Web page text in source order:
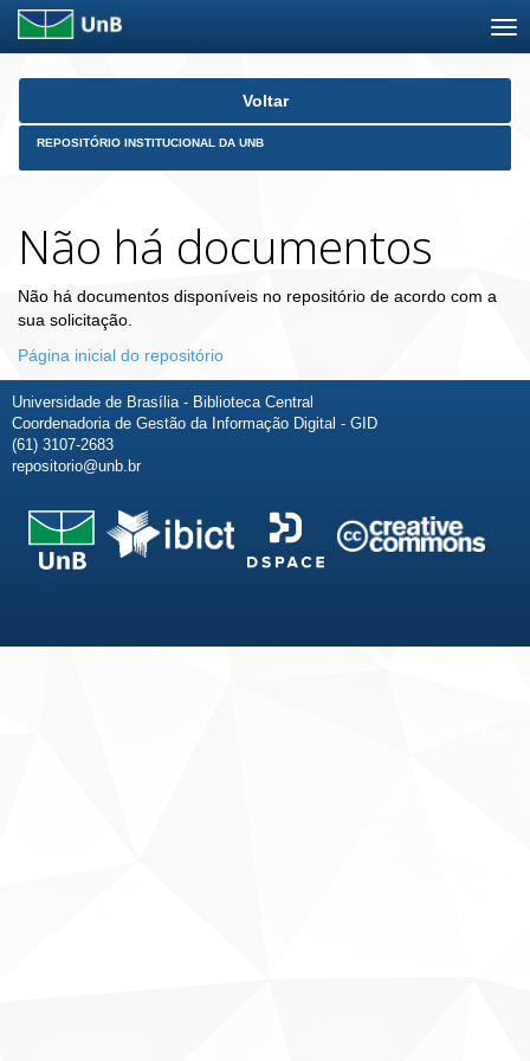
Skip
Voltar
REPOSITÓRIO INSTITUCIONAL DA UNB
Não há documentos
Não há documentos disponíveis no repositório de acordo com a
sua solicitação.
Página inicial do repositório
Universidade de Brasília - Biblioteca Central
Coordenadoria de Gestão da Informação Digital - GID
(61) 3107-2683
repositorio@unb.br